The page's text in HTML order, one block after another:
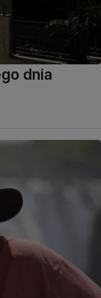
dnia